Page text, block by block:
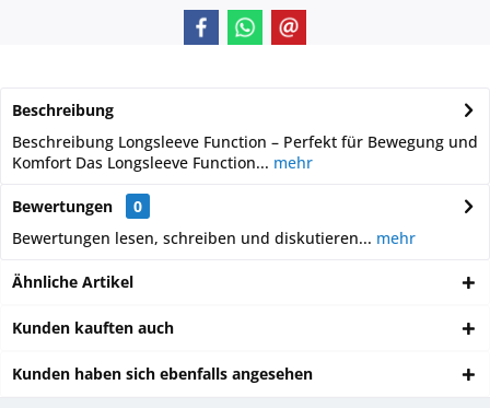
Beschreibung
Beschreibung Longsleeve Function – Perfekt für Bewegung und
Komfort Das Longsleeve Function... mehr
Bewertungen
0
Bewertungen lesen, schreiben und diskutieren... mehr
Ähnliche Artikel
Kunden kauften auch
Kunden haben sich ebenfalls angesehen